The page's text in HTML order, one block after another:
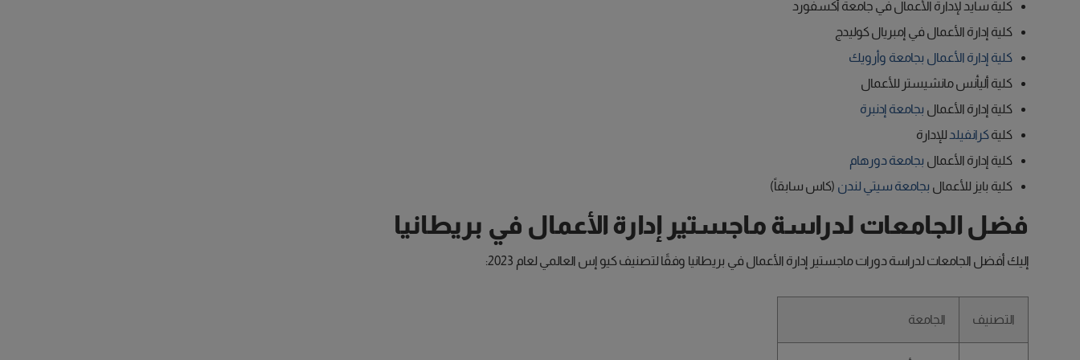
كلية سايد لإدارة الأعمال في جامعة أكسفورد
كلية إدارة الأعمال في إمبريال كوليدج
كلية إدارة الأعمال بجامعة وأرويك
كلية أليأنس مانشيستر للأعمال
كلية إدارة الأعمال بجامعة إدنبرة
كليةكرانفيلد للإدارة
كلية إدارة الأعمال بجامعة دورهام
كلية بايز للأعمال بجامعة سيتي لندن (كاس سابقاً)
فضل الجامعات لدراسة ماجستير إدارة الأعمال في بريطانيا
إليك أفضل الجامعات لدراسة دورات ماجستير إدارة الأعمال في بريطانيا وفقًا لتصنيف كيو إس العالمي لعام 2023:
التصنيف الجامعة